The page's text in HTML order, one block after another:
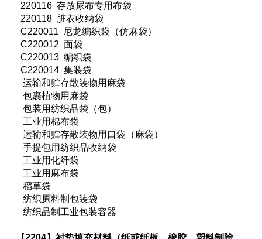
220116 存放尿布专用布袋
220118 脏衣收纳袋
C220011 尼龙编织袋（仿麻袋）
C220012 面袋
C220013 编织袋
C220014 集装袋
运输和贮存散装物用麻袋
包裹植物用麻袋
包装用纺织品袋（包）
工业用棉布袋
运输和贮存散装物用口袋（麻袋）
手提包用纺织品收纳袋
工业用化纤袋
工业用麻布袋
稻草袋
纺织原料制包装袋
纺织品制工业包装容器